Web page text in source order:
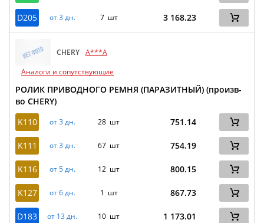
D205 от 3 дн. 7 шт 3 168.23
CHERY A***A
Аналоги и сопутствующие
РОЛИК ПРИВОДНОГО РЕМНЯ (ПАРАЗИТНЫЙ) (произв-
во CHERY)
K110
от 3 дн. 28 шт 751.14
K111 от 3 дн. 67 шт 754.19
K116 от 5 дн. 12 шт 800.15
K127 от 6 дн. 1 шт 867.73
D183 от 13 дн. 10 шт 1 173.01